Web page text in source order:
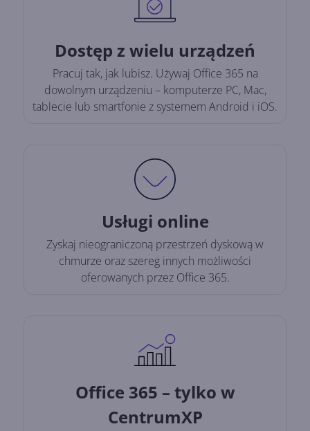
Dostęp z wielu urządzeń
Pracuj tak, jak lubisz. Używaj Office 365 na
dowolnym urządzeniu – komputerze PC, Mac,
tablecie lub smartfonie z systemem Android i iOS.
Usługi online
Zyskaj nieograniczoną przestrzeń dyskową w
chmurze oraz szereg innych możliwości
oferowanych przez Office 365.
Office 365 – tylko w
CentrumXP